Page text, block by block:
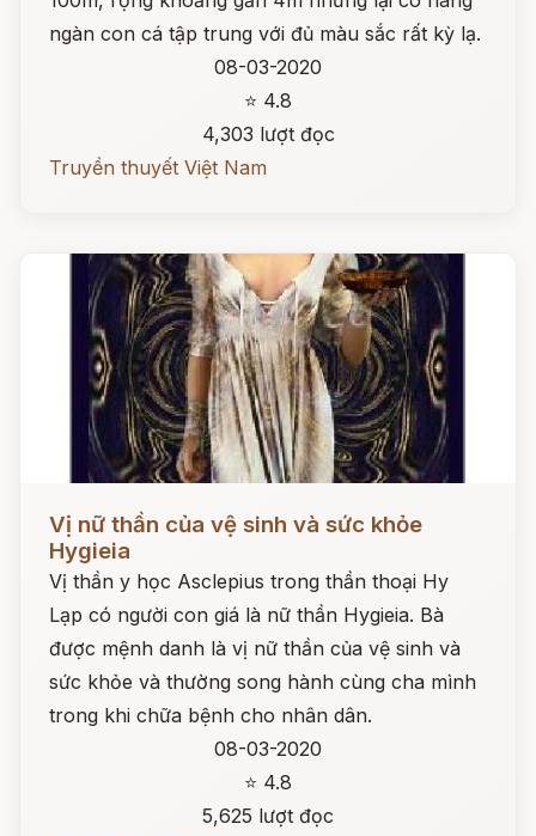
ngàn con cá tập trung với đủ màu sắc rất kỳ lạ.
08-03-2020
⭐ 4.8
4,303 lượt đọc
Truyền thuyết Việt Nam
Vị nữ thần của vệ sinh và sức khỏe
Hygieia
Vị thần y học Asclepius trong thần thoại Hy
Lạp có người con giá là nữ thần Hygieia. Bà
được mệnh danh là vị nữ thần của vệ sinh và
sức khỏe và thường song hành cùng cha mình
trong khi chữa bệnh cho nhân dân.
08-03-2020
⭐ 4.8
5,625 lượt đọc